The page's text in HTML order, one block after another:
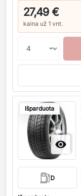
27,49 €
kaina už 1 vnt.
Išparduota

D
Kiekis